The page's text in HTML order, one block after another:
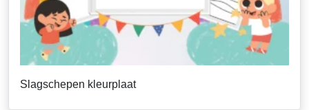
Slagschepen kleurplaat